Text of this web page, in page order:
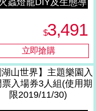
$3,491
湖山世界】主題樂園入
票入場券3人組(使用期
限2019/11/30)